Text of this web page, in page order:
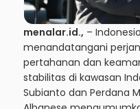
menalar.id., –
menandatangani
pertahanan dan
stabilitas di kawasan
Subianto dan Perdana